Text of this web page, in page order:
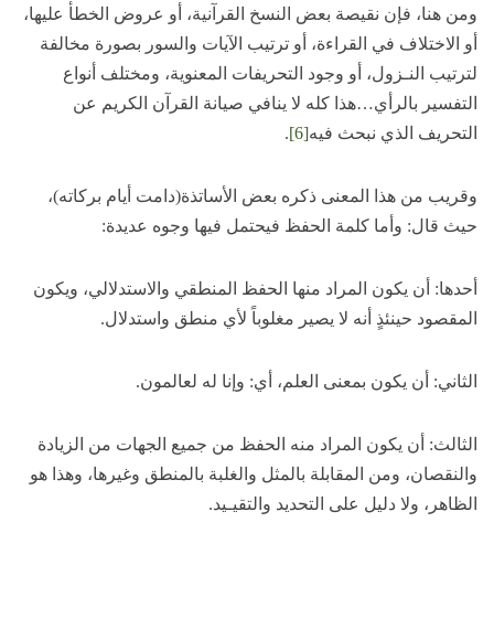
ومن هنا، فإن نقيصة بعض النسخ القرآنية، أو عروض الخطأ عليها،
أو الاختلاف في القراءة، أو ترتيب الآيات والسور بصورة مخالفة
لترتيب النـزول، أو وجود التحريفات المعنوية، ومختلف أنواع
التفسير بالرأي…هذا كله لا ينافي صيانة القرآن الكريم عن
التحريف الذي نبحث فيه[6]
.
وقريب من هذا المعنى ذكره بعض الأساتذة(دامت أيام بركاته)،
حيث قال: وأما كلمة الحفظ فيحتمل فيها وجوه عديدة:
أحدها: أن يكون المراد منها الحفظ المنطقي والاستدلالي، ويكون
المقصود حينئذٍ أنه لا يصير مغلوباً لأي منطق واستدلال.
الثاني: أن يكون بمعنى العلم، أي: وإنا له لعالمون.
الثالث: أن يكون المراد منه الحفظ من جميع الجهات من الزيادة
والنقصان، ومن المقابلة بالمثل والغلبة بالمنطق وغيرها، وهذا هو
الظاهر، ولا دليل على التحديد والتقيـيد.